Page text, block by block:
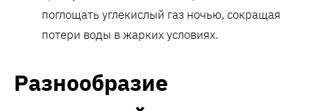
поглощать углекислый газ ночью, сокращая
потери воды в жарких условиях.
Разнообразие